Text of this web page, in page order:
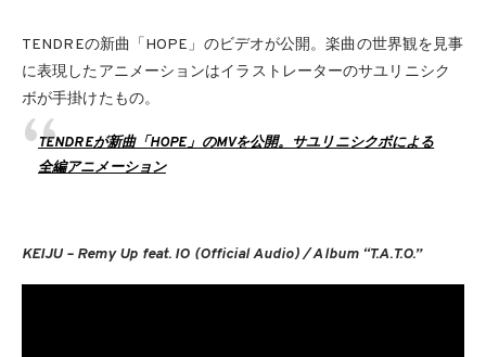
TENDREの新曲「HOPE」のビデオが公開。楽曲の世界観を見事
に表現したアニメーションはイラストレーターのサユリニシク
ボが手掛けたもの。
TENDREが新曲「HOPE」のMVを公開。サユリニシクボによる
全編アニメーション
KEIJU – Remy Up feat. IO (Official Audio) / Album “T.A.T.O.”